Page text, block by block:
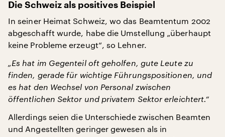
Die Schweiz als positives Beispiel
In seiner Heimat Schweiz, wo das Beamtentum 2002
abgeschafft wurde, habe die Umstellung „überhaupt
keine Probleme erzeugt“, so Lehner.
„Es hat im Gegenteil oft geholfen, gute Leute zu
finden, gerade für wichtige Führungspositionen, und
es hat den Wechsel von Personal zwischen
öffentlichen Sektor und privatem Sektor erleichtert.“
Allerdings seien die Unterschiede zwischen Beamten
und Angestellten geringer gewesen als in